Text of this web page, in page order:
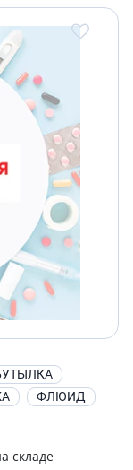
ФЛЮИД
складе